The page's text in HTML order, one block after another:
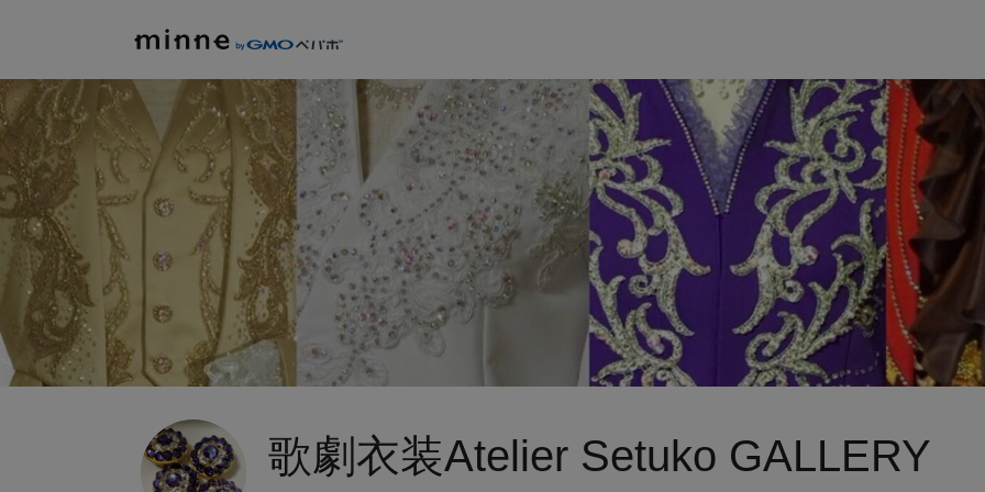
歌劇衣装Atelier Setuko GALLERY